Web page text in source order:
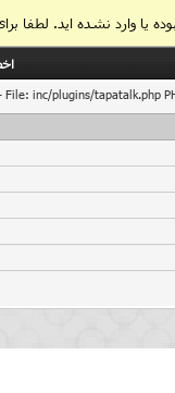
یا وارد نشده اید. لطفا
inc/plugins/tapatalk.php